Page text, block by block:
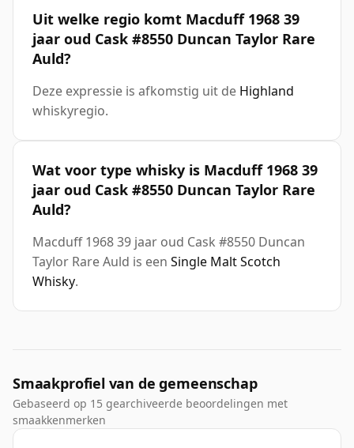
Uit welke regio komt Macduff 1968 39
jaar oud Cask #8550 Duncan Taylor Rare
Auld?
Deze expressie is afkomstig uit de Highland
whiskyregio.
Wat voor type whisky is Macduff 1968 39
jaar oud Cask #8550 Duncan Taylor Rare
Auld?
Macduff 1968 39 jaar oud Cask #8550 Duncan
Taylor Rare Auld is een Single Malt Scotch
Whisky.
Smaakprofiel van de gemeenschap
Gebaseerd op 15 gearchiveerde beoordelingen met
smaakkenmerken